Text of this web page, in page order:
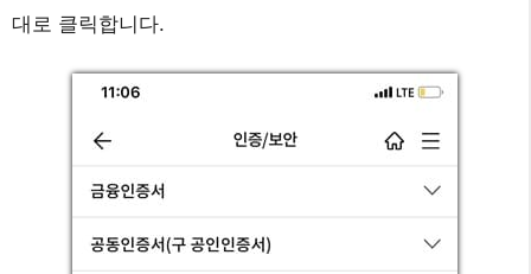
대로 클릭합니다.